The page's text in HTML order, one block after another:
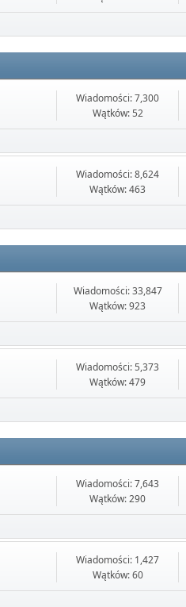
Wiadomości: 7,300
Wątków: 52
Wiadomości: 8,624
Wątków: 463
Wiadomości: 33,847
Wątków: 923
Wiadomości: 5,373
Wątków: 479
Wiadomości: 7,643
Wątków: 290
Wiadomości: 1,427
Wątków: 60